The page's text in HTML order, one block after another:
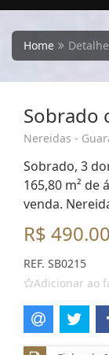
Home
Sobrado
Nereidas -
Sobrado, 3
165,80 m² de
venda.
R$
REF. SB0215
Adicionar ao